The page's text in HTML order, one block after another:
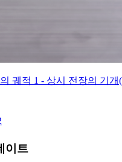
궤적 1 - 상시 전장의 기
이트